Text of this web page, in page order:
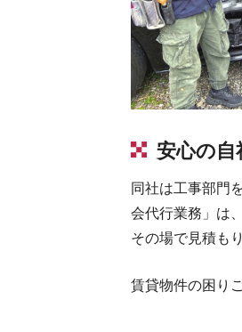
安心の自
同社は工事部門
会代行業務」は
その場で見積も
賃貸物件の困り